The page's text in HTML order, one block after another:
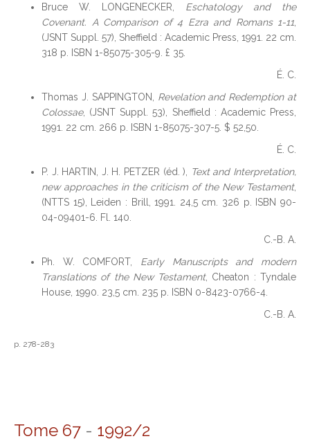
Bruce W. LONGENECKER, Eschatology and the
Covenant. A Comparison of 4 Ezra and Romans 1-11
(JSNT Suppl. 57), Sheffield : Academic Press, 1991. 22 cm.
318 p. ISBN 1-85075-305-9. £ 35.
É. C.
Thomas J. SAPPINGTON, Revelation and Redemption at
Colossae, (JSNT Suppl. 53), Sheffield : Academic Press,
1991. 22 cm. 266 p. ISBN 1-85075-307-5. $ 52,50.
É. C.
P. J. HARTIN, J. H. PETZER (éd. ),
Text and Interpretation,
new approaches in the criticism of the New Testament,
(NTTS 15), Leiden : Brill, 1991. 24,5 cm. 326 p. ISBN 90-
04-09401-6. Fl. 140.
C.-B. A.
Ph. W. COMFORT, Early Manuscripts and modern
Translations of the New Testament, Cheaton : Tyndale
House, 1990. 23,5 cm. 235 p. ISBN 0-8423-0766-4.
C.-B. A.
p. 278-283
Tome 67 - 1992/2